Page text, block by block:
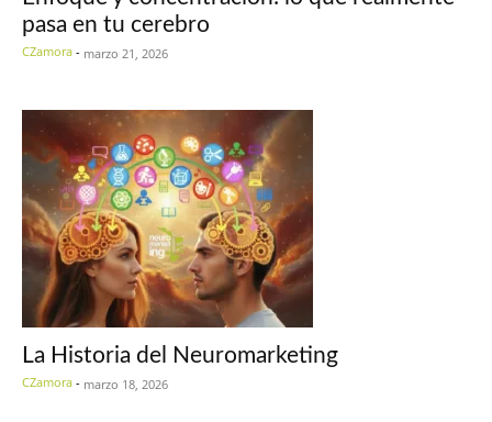
pasa en tu cerebro
CZamora - marzo 21, 2026
La Historia del Neuromarketing
CZamora - marzo 18, 2026